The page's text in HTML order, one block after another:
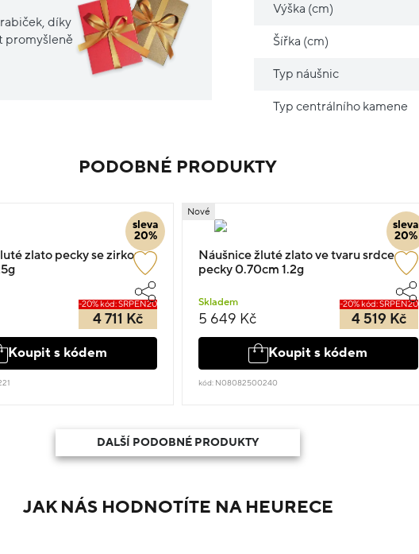
díky
promyšleně
Výška (cm)
Šířka (cm)
Typ náušnic
Typ centrálního kamene
PODOBNÉ PRODUKTY
sleva
20%
zlato pecky se zirkony
-20% kód: SRPEN20
4 711 Kč
Koupit s kódem
sleva
20%
Nové
Náušnice žluté zlato ve tvaru srdce
pecky 0.70cm 1.2g
Skladem
5 649 Kč
-20% kód: SRPEN20
4 519 Kč
Koupit s kódem
kód: N08082500240
DALŠÍ PODOBNÉ PRODUKTY
JAK NÁS HODNOTÍTE NA HEURECE